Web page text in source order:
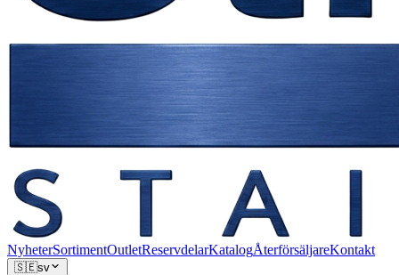
NyheterSortimentOutletReservdelarKatalogÅterförsäljareKontakt
🇸🇪sv